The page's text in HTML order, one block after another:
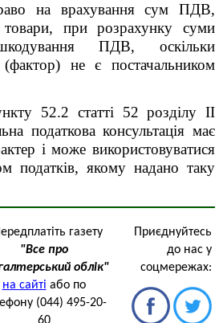
на врахування сум ПДВ,
товари, при розрахунку суми
ПДВ, оскільки
не є постачальником
52.2 статті 52 розділу ІІ
податкова консультація має
і може використовуватися
податків, якому надано таку
газету
"Все про
облік"
на сайті або по
(044) 495-20-
Приєднуйтесь
до нас у
соцмережах: